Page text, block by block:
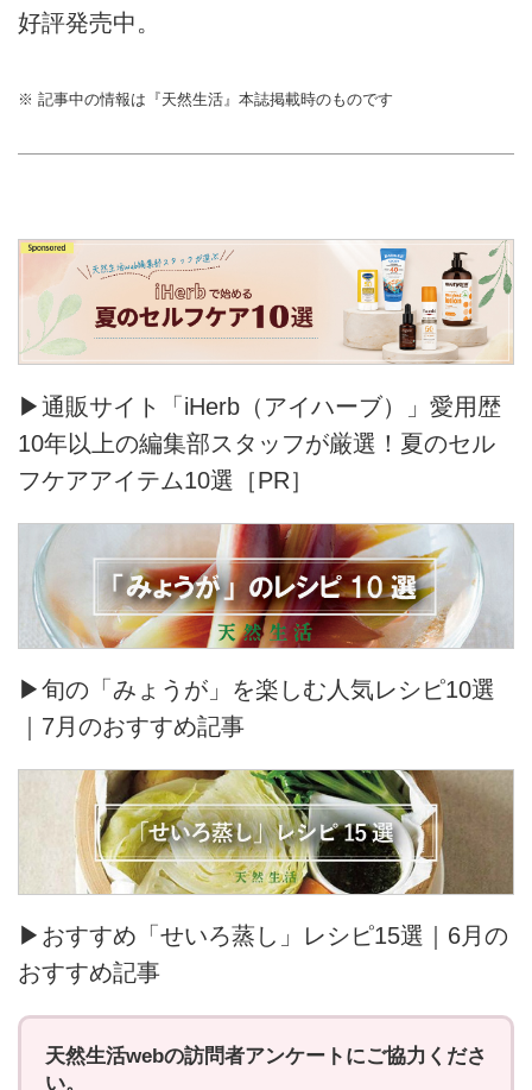
好評発売中。
※ 記事中の情報は『天然生活』本誌掲載時のものです
▶通販サイト「iHerb（アイハーブ）」愛用歴
10年以上の編集部スタッフが厳選！夏のセル
フケアアイテム10選［PR］
▶旬の「みょうが」を楽しむ人気レシピ10選
｜7月のおすすめ記事
▶おすすめ「せいろ蒸し」レシピ15選｜6月の
おすすめ記事